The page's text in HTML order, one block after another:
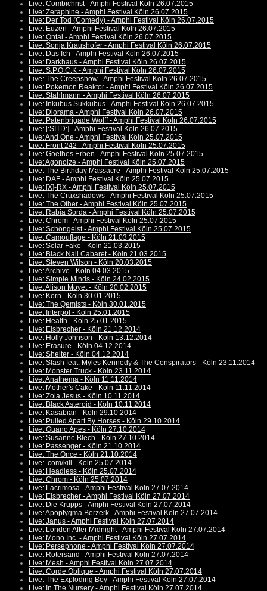
Live: Combichrist - Amphi Festival Köln 26.07.2015
Live: Zeraphine - Amphi Festival Köln 26.07.2015
Live: Der Tod (Comedy) - Amphi Festival Köln 26.07.2015
Live: Euzen - Amphi Festival Köln 26.07.2015
Live: Qntal - Amphi Festival Köln 26.07.2015
Live: Sonja Kraushofer - Amphi Festival Köln 26.07.2015
Live: Das Ich - Amphi Festival Köln 26.07.2015
Live: Darkhaus - Amphi Festival Köln 26.07.2015
Live: S.P.O.C.K - Amphi Festival Köln 26.07.2015
Live: The Creepshow - Amphi Festival Köln 26.07.2015
Live: Pokemon Reaktor - Amphi Festival Köln 26.07.2015
Live: Stahlmann - Amphi Festival Köln 26.07.2015
Live: Inkubus Sukkubus - Amphi Festival Köln 26.07.2015
Live: Diorama - Amphi Festival Köln 26.07.2015
Live: Patenbrigade:Wolff - Amphi Festival Köln 26.07.2015
Live: [:SITD:] - Amphi Festival Köln 26.07.2015
Live: And One - Amphi Festival Köln 25.07.2015
Live: Front 242 - Amphi Festival Köln 25.07.2015
Live: Goethes Erben - Amphi Festival Köln 25.07.2015
Live: Agonoize - Amphi Festival Köln 25.07.2015
Live: The Birthday Massacre - Amphi Festival Köln 25.07.2015
Live: DAF - Amphi Festival Köln 25.07.2015
Live: [X]-RX - Amphi Festival Köln 25.07.2015
Live: The Crüxshadows - Amphi Festival Köln 25.07.2015
Live: The Other - Amphi Festival Köln 25.07.2015
Live: Rabia Sorda - Amphi Festival Köln 25.07.2015
Live: Chrom - Amphi Festival Köln 25.07.2015
Live: Schöngeist - Amphi Festival Köln 25.07.2015
Live: Camouflage - Köln 21.03.2015
Live: Solar Fake - Köln 21.03.2015
Live: Black Nail Cabaret - Köln 21.03.2015
Live: Steven Wilson - Köln 20.03.2015
Live: Archive - Köln 04.03.2015
Live: Simple Minds - Köln 24.02.2015
Live: Alison Moyet - Köln 20.02.2015
Live: Korn - Köln 30.01.2015
Live: The Qemists - Köln 30.01.2015
Live: Interpol - Köln 25.01.2015
Live: Health - Köln 25.01.2015
Live: Eisbrecher - Köln 21.12.2014
Live: Holly Johnson - Köln 13.12.2014
Live: Erasure - Köln 04.12.2014
Live: Shelter - Köln 04.12.2014
Live: Slash feat. Myles Kennedy & The Conspirators - Köln 23.11.2014
Live: Monster Truck - Köln 23.11.2014
Live: Anathema - Köln 11.11.2014
Live: Mother's Cake - Köln 11.11.2014
Live: Zola Jesus - Köln 10.11.2014
Live: Black Asteroid - Köln 10.11.2014
Live: Kasabian - Köln 29.10.2014
Live: Pulled Apart By Horses - Köln 29.10.2014
Live: Guano Apes - Köln 27.10.2014
Live: Susanne Blech - Köln 27.10.2014
Live: Passenger - Köln 21.10.2014
Live: The Once - Köln 21.10.2014
Live: .com/kill - Köln 25.07.2014
Live: Headless - Köln 25.07.2014
Live: Chrom - Köln 25.07.2014
Live: Lacrimosa - Amphi Festival Köln 27.07.2014
Live: Eisbrecher - Amphi Festival Köln 27.07.2014
Live: Die Krupps - Amphi Festival Köln 27.07.2014
Live: Apoptygma Berzerk - Amphi Festival Köln 27.07.2014
Live: Janus - Amphi Festival Köln 27.07.2014
Live: London After Midnight - Amphi Festival Köln 27.07.2014
Live: Mono Inc. - Amphi Festival Köln 27.07.2014
Live: Persephone - Amphi Festival Köln 27.07.2014
Live: Rotersand - Amphi Festival Köln 27.07.2014
Live: Mesh - Amphi Festival Köln 27.07.2014
Live: Corde Oblique - Amphi Festival Köln 27.07.2014
Live: The Exploding Boy - Amphi Festival Köln 27.07.2014
Live: In The Nursery - Amphi Festival Köln 27.07.2014